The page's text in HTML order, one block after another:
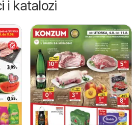
i katalozi